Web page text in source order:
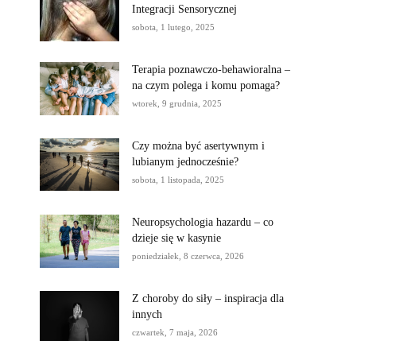
Integracji Sensorycznej
sobota, 1 lutego, 2025
Terapia poznawczo-behawioralna –
na czym polega i komu pomaga?
wtorek, 9 grudnia, 2025
Czy można być asertywnym i
lubianym jednocześnie?
sobota, 1 listopada, 2025
Neuropsychologia hazardu – co
dzieje się w kasynie
poniedziałek, 8 czerwca, 2026
Z choroby do siły – inspiracja dla
innych
czwartek, 7 maja, 2026